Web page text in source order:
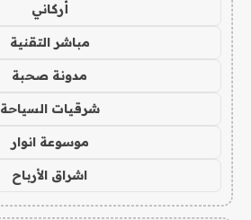
أركاني
مباشر التقنية
مدونة صحبة
شرقيات السياحة
موسوعة انوار
اشراق الأرباح